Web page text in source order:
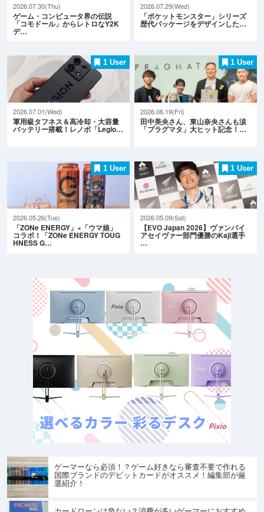
2026.07.30(Thu)
ゲーム・コンピュータ界の伝説
「コモドール」からレトロなY2K
デ…
2026.07.29(Wed)
「ポケットモンスター」シリーズ
歴代パッケージをデザインした…
1 User
2026.07.01(Wed)
軍用級タフネス＆高冷却・大容量
バッテリー搭載！レノボ「Legio…
1 User
2026.06.19(Fri)
田中美央さん、東山奈央さんも涙
「プラグマタ」大ヒット記念！…
1 User
2026.05.26(Tue)
「ZONe ENERGY」×「ウマ娘」
コラボ！「ZONe ENERGY TOUG
HNESS G…
1 User
2026.05.09(Sat)
【EVO Japan 2026】ヴァンパイ
アセイヴァー部門優勝のKaji選手
…
ゲーマーなら必須！？ゲーム好きなら審査不要で作れる
国際ブランドのデビットカードがオススメ！編集部が厳
選紹介！